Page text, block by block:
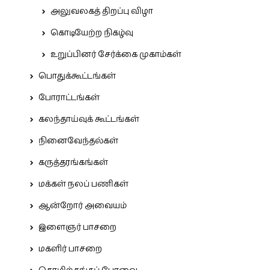
அலுவலகத் திறப்பு விழா
கொடியேற்ற நிகழ்வு
உறுப்பினர் சேர்க்கை முகாம்கள்
பொதுக்கூட்டங்கள்
போராட்டங்கள்
கலந்தாய்வுக் கூட்டங்கள்
நினைவேந்தல்கள்
கருத்தரங்கங்கள்
மக்கள் நலப் பணிகள்
ஆன்றோர் அவையம்
இளைஞர் பாசறை
மகளிர் பாசறை